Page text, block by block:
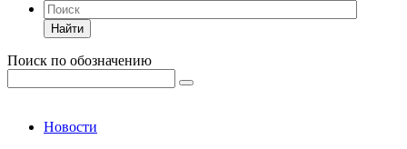
Найти
Поиск по обозначению
Новости